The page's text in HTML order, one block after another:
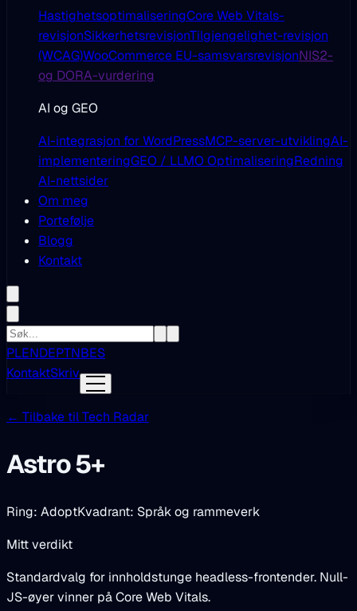
HastighetsoptimaliseringCore Web Vitals-
revisjonSikkerhetsrevisjonTilgjengelighet-revisjon
(WCAG)WooCommerce EU-samsvarsrevisjonNIS2-
og DORA-vurdering
AI og GEO
AI-integrasjon for WordPressMCP-server-utviklingAI-
implementeringGEO / LLMO OptimaliseringRedning
AI-nettsider
Om meg
Portefølje
Blogg
Kontakt
PLENDEPTNBES
KontaktSkriv
← Tilbake til Tech Radar
Astro 5+
Ring: AdoptKvadrant: Språk og rammeverk
Mitt verdikt
Standardvalg for innholdstunge headless-frontender. Null-
JS-øyer vinner på Core Web Vitals.